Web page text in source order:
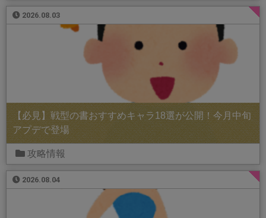
2026.08.03
【必見】戦型の書おすすめキャラ18選が公開！今月中旬
アプデで登場
攻略情報
2026.08.04